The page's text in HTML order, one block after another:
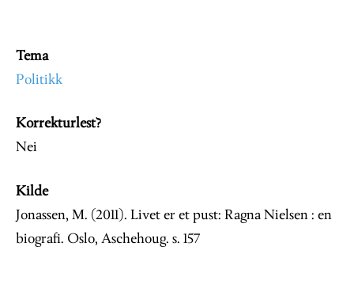
Tema
Politikk
Korrekturlest?
Nei
Kilde
Jonassen, M. (2011). Livet er et pust: Ragna Nielsen : en
biografi. Oslo, Aschehoug. s. 157